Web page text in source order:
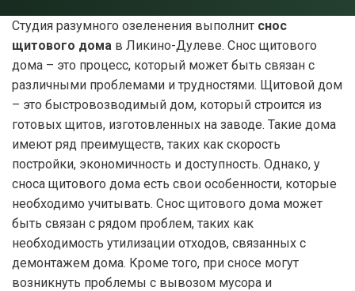
Студия разумного озеленения выполнит снос
щитового дома в Ликино-Дулеве. Снос щитового
дома – это процесс, который может быть связан с
различными проблемами и трудностями. Щитовой дом
– это быстровозводимый дом, который строится из
готовых щитов, изготовленных на заводе. Такие дома
имеют ряд преимуществ, таких как скорость
постройки, экономичность и доступность. Однако, у
сноса щитового дома есть свои особенности, которые
необходимо учитывать. Снос щитового дома может
быть связан с рядом проблем, таких как
необходимость утилизации отходов, связанных с
демонтажем дома. Кроме того, при сносе могут
возникнуть проблемы с вывозом мусора и